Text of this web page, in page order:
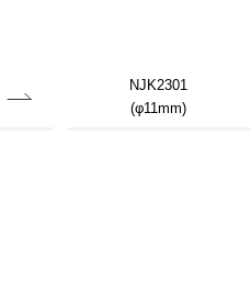
NJK2301
(φ11mm)